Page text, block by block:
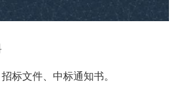
标文件、中标通知书。